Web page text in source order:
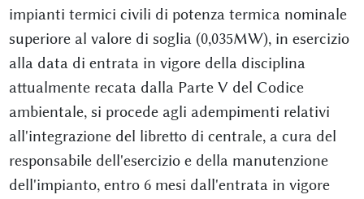
impianti termici civili di potenza termica nominale
superiore al valore di soglia (0,035MW), in esercizio
alla data di entrata in vigore della disciplina
attualmente recata dalla Parte V del Codice
ambientale, si procede agli adempimenti relativi
all'integrazione del libretto di centrale, a cura del
responsabile dell'esercizio e della manutenzione
dell'impianto, entro 6 mesi dall'entrata in vigore